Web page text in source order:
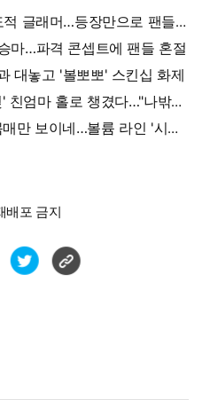
마…파격 콘셉트에 팬들 혼절
대놓고 '볼뽀뽀' 스킨십 화제
배포 금지